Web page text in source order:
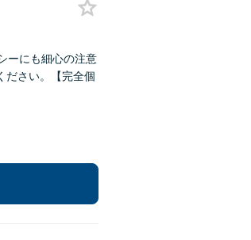
ーにも細心の注意
ださい。【完全個